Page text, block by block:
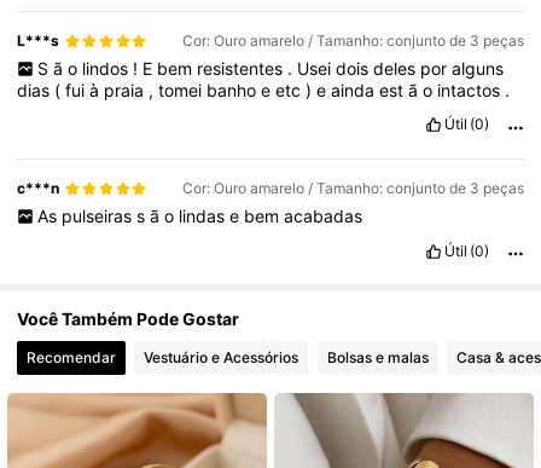
L***s Cor: Ouro amarelo / Tamanho: conjunto de 3 peças
S ã o lindos ! E bem resistentes . Usei dois deles por alguns
dias (fuià praia ,tomei banhoeetc)eaindaestão intactos .
Útil (0)
c***n Cor: Ouro amarelo / Tamanho: conjunto de 3 peças
As pulseiras s ã o lindas e bem acabadas
Útil (0)
Você Também Pode Gostar
Recomendar Vestuário e Acessórios Bolsas e malas Casa &